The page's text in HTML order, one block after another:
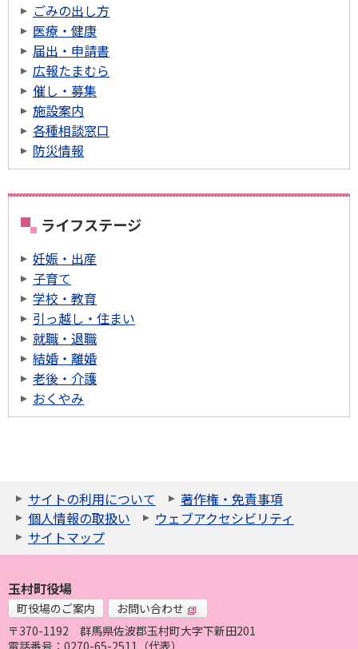
ごみの出し方
医療・健康
届出・申請書
広報たまむら
催し・募集
施設案内
各種相談窓口
防災情報
ライフステージ
妊娠・出産
子育て
学校・教育
引っ越し・住まい
就職・退職
結婚・離婚
老後・介護
おくやみ
サイトの利用について
著作権・免責事項
個人情報の取扱い
ウェブアクセシビリティ
サイトマップ
玉村町役場
町役場のご案内
お問い合わせ
〒370-1192
群馬県佐波郡玉村町大字下新田201